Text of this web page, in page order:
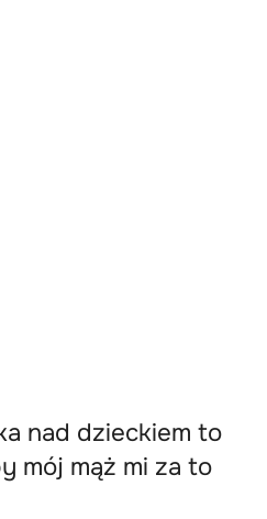
nad dzieckiem to
mój mąż mi za to